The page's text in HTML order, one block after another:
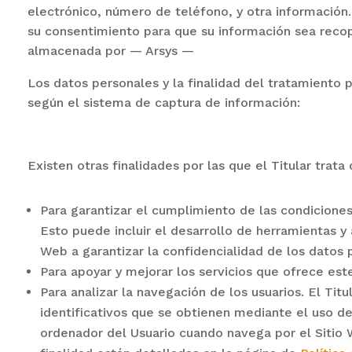
electrónico, número de teléfono, y otra
su consentimiento para que su información sea
almacenada por — Arsys —
Los datos personales y la finalidad del tratamiento
según el sistema de captura de información:
Existen otras finalidades por las que el Titular trata
Para garantizar el cumplimiento de las
Esto puede incluir el desarrollo de herramientas
Web a garantizar la confidencialidad de los datos
Para apoyar y mejorar los servicios que ofrece
Para analizar la navegación de los usuarios. El
identificativos que se obtienen mediante el uso
ordenador del Usuario cuando navega por el Sitio